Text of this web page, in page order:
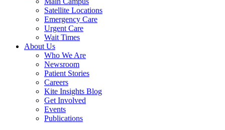
Satellite Locations
Emergency Care
Urgent Care
Wait Times
About Us
Who We Are
Newsroom
Patient Stories
Careers
Kite Insights Blog
Get Involved
Events
Publications